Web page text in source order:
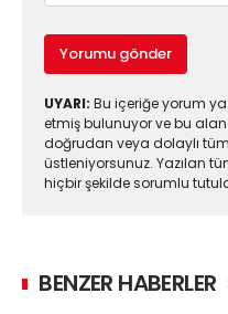
Yorumu gönder
UYARI: Bu içeriğe yorum
etmiş bulunuyor ve bu
doğrudan veya dolaylı
üstleniyorsunuz. Yazılan
hiçbir şekilde sorumlu
BENZER HABERLER